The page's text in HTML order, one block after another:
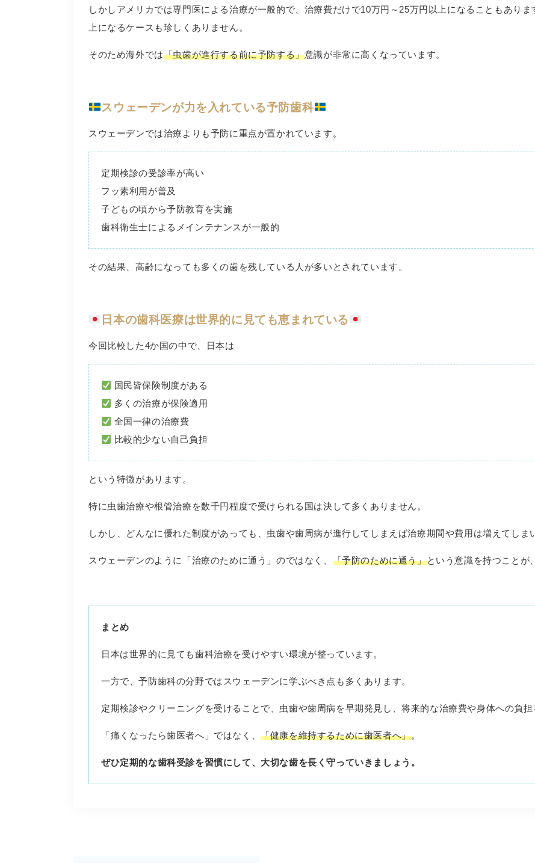
しかしアメリカでは専門医による治療が一般的で、治療費だけで10万円～25万円以上になることもあり
上になるケースも珍しくありません。
そのため海外では「虫歯が進行する前に予防する」意識が非常に高くなっています。
スウェーデンが力を入れている予防歯科
スウェーデンでは治療よりも予防に重点が置かれています。
定期検診の受診率が高い
フッ素利用が普及
子どもの頃から予防教育を実施
歯科衛生士によるメインテナンスが一般的
その結果、高齢になっても多くの歯を残している人が多いとされています。
日本の歯科医療は世界的に見ても恵まれている
今回比較した4か国の中で、日本は
国民皆保険制度がある
多くの治療が保険適用
全国一律の治療費
比較的少ない自己負担
という特徴があります。
特に虫歯治療や根管治療を数千円程度で受けられる国は決して多くありません。
しかし、どんなに優れた制度があっても、虫歯や歯周病が進行してしまえば治療期間や費用は増えてしま
スウェーデンのように「治療のために通う」のではなく、 「予防のために通う」という意識を持つことが
まとめ
日本は世界的に見ても歯科治療を受けやすい環境が整っています。
一方で、予防歯科の分野ではスウェーデンに学ぶべき点も多くあります。
定期検診やクリーニングを受けることで、虫歯や歯周病を早期発見し、将来的な治療費や身体への負担
「痛くなったら歯医者へ」ではなく、「健康を維持するために歯医者へ」。
ぜひ定期的な歯科受診を習慣にして、大切な歯を長く守っていきましょう。